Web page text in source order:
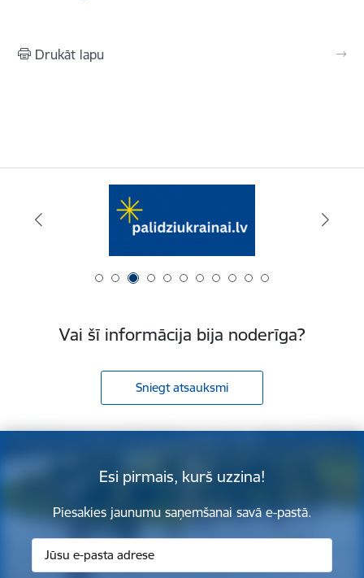
Drukāt lapu
Vai šī informācija bija noderīga?
Sniegt atsauksmi
Esi pirmais, kurš uzzina!
Piesakies jaunumu saņemšanai savā e-pastā.